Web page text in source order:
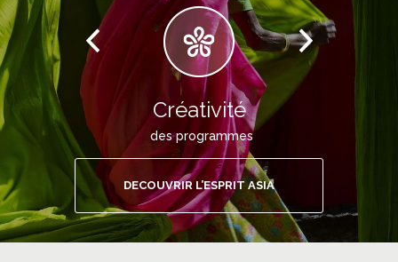
Créativité
des programmes
DECOUVRIR L’ESPRIT ASIA